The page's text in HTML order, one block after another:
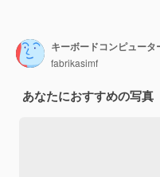
キーボードコンピュー
fabrikasimf
あなたにおすすめの写真